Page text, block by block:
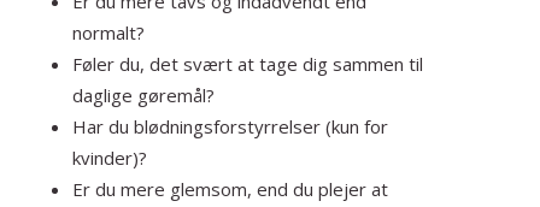
normalt?
Føler du, det svært at tage dig sammen til
daglige gøremål?
Har du blødningsforstyrrelser (kun for
kvinder)?
Er du mere glemsom, end du plejer at